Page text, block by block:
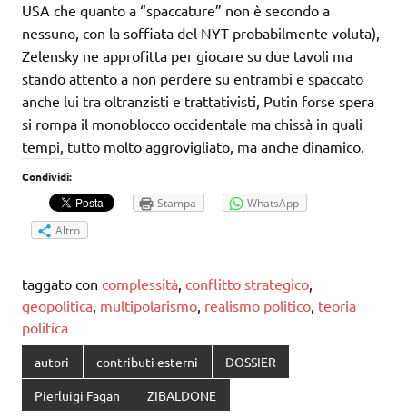
USA che quanto a “spaccature” non è secondo a
nessuno, con la soffiata del NYT probabilmente voluta),
Zelensky ne approfitta per giocare su due tavoli ma
stando attento a non perdere su entrambi e spaccato
anche lui tra oltranzisti e trattativisti, Putin forse spera
si rompa il monoblocco occidentale ma chissà in quali
tempi, tutto molto aggrovigliato, ma anche dinamico.
Condividi:
Stampa
WhatsApp
Altro
taggato con complessità, conflitto strategico,
geopolitica, multipolarismo, realismo politico, teoria
politica
autori contributi esterni DOSSIER
Pierluigi Fagan ZIBALDONE